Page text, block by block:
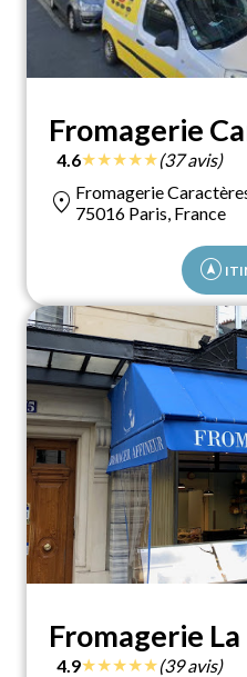
Fromagerie
4.6★★★★★(37 avis)
location_on Fromagerie
75016 Paris, France
assistant_navigation
Fromagerie
4.9★★★★★(39 avis)